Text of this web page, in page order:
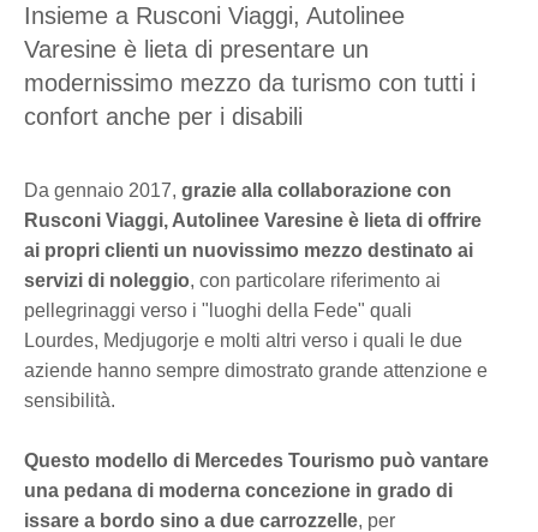
Insieme a Rusconi Viaggi, Autolinee
Varesine è lieta di presentare un
modernissimo mezzo da turismo con tutti i
confort anche per i disabili
Da gennaio 2017, grazie alla collaborazione con
Rusconi Viaggi, Autolinee Varesine è lieta di offrire
ai propri clienti un nuovissimo mezzo destinato ai
servizi di noleggio, con particolare riferimento ai
pellegrinaggi verso i "luoghi della Fede" quali
Lourdes, Medjugorje e molti altri verso i quali le due
aziende hanno sempre dimostrato grande attenzione e
sensibilità.
Questo modello di Mercedes Tourismo può vantare
una pedana di moderna concezione in grado di
issare a bordo sino a due carrozzelle, per